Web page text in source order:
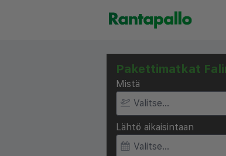
Pakettimatkat
Mistä
Lähtö aikaisintaan